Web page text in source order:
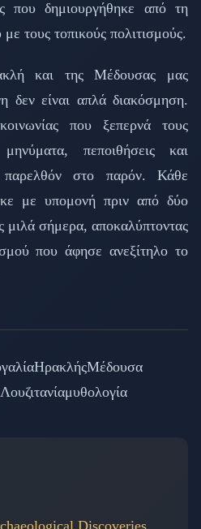
που δημιουργήθηκε από τη
τους τοπικούς πολιτισμούς.
και της Μέδουσας μας
δεν είναι απλά διακόσμηση.
που ξεπερνά τους
πεποιθήσεις και
στο παρόν. Κάθε
με υπομονή πριν από δύο
μιλά σήμερα, αποκαλύπτοντας
που άφησε ανεξίτηλο το
ΗρακλήςΜέδουσα
Λουζιτανίαμυθολογία
Discoveries